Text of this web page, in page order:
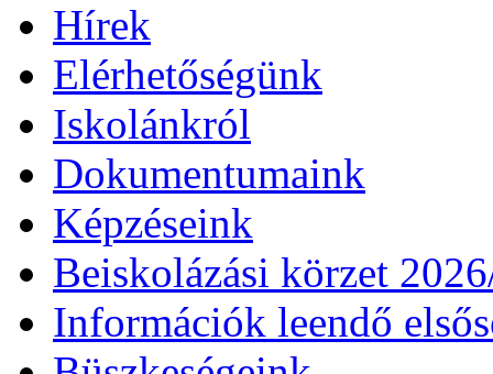
Hírek
Elérhetőségünk
Iskolánkról
Dokumentumaink
Képzéseink
Beiskolázási körzet
Információk leendő